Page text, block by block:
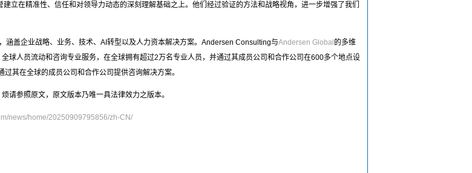
立在精准性、信任和对领导力动态的深刻理解基础之上。他们经过验证的方法和战略视角，进一步增强了我们
涵盖企业战略、业务、技术、AI转型以及人力资本解决方案。Andersen Consulting与Andersen Global 的多维
球人员流动和咨询专业服务，在全球拥有超过2万名专业人员，并通过其成员公司和合作公司在600多个地点设
其在全球的成员公司和合作公司提供咨询解决方案。
请参照原文，原文版本乃唯一具法律效力之版本。
news/home/20250909795856/zh-CN/